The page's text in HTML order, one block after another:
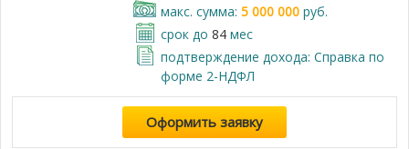
макс. сумма: 5 000 000руб.
срок до 84мес
подтверждение дохода: Справка по
форме 2-НДФЛ
Оформить заявку